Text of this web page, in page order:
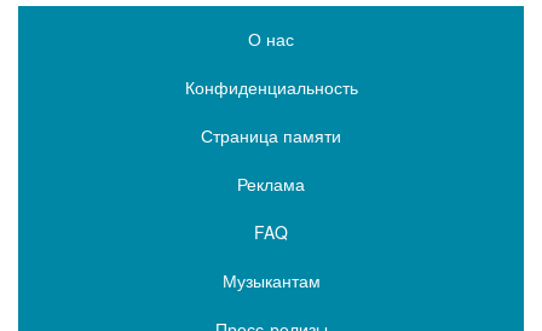
О нас
Конфиденциальность
Страница памяти
Реклама
FAQ
Музыкантам